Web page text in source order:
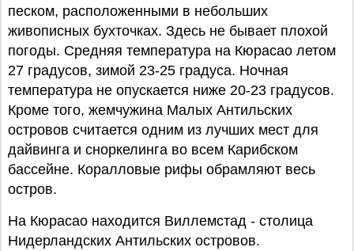
песком, расположенными в небольших
живописных бухточках. Здесь не бывает плохой
погоды. Средняя температура на Кюрасао летом
27 градусов, зимой 23-25 градуса. Ночная
температура не опускается ниже 20-23 градусов.
Кроме того, жемчужина Малых Антильских
островов считается одним из лучших мест для
дайвинга и сноркелинга во всем Карибском
бассейне. Коралловые рифы обрамляют весь
остров.
На Кюрасао находится Виллемстад - столица
Нидерландских Антильских островов.